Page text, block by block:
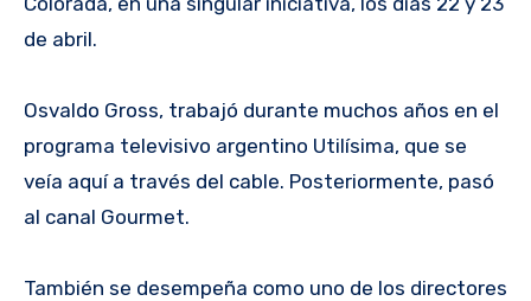
de abril.
Osvaldo Gross, trabajó durante muchos años en el
programa televisivo argentino Utilísima, que se
veía aquí a través del cable. Posteriormente, pasó
al canal Gourmet.
También se desempeña como uno de los directores